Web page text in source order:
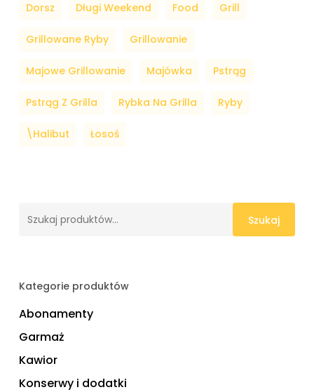
Dorsz Długi Weekend Food Grill
Grillowane Ryby Grillowanie
Majowe Grillowanie Majówka Pstrąg
Pstrąg Z Grilla Rybka Na Grilla Ryby
\halibut Łosoś
Szukaj
Kategorie produktów
Abonamenty
Garmaż
Kawior
Konserwy i dodatki